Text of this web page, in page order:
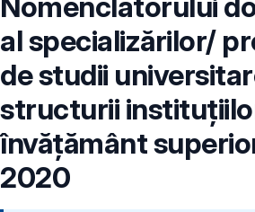
al specializărilor/
de studii
structurii
învăţământ
2020